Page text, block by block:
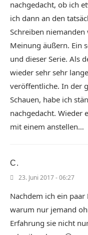
nachgedacht, ob ich
ich dann an den
Schreiben
Meinung äußern. Ein
und dieser Serie. Als
wieder sehr sehr
veröffentliche. In der
Schauen, habe ich
nachgedacht. Wieder
mit einem anstellen…
C.
23. Juni 2017 - 06:27
Nachdem ich ein
warum nur jemand
Erfahrung sie nicht